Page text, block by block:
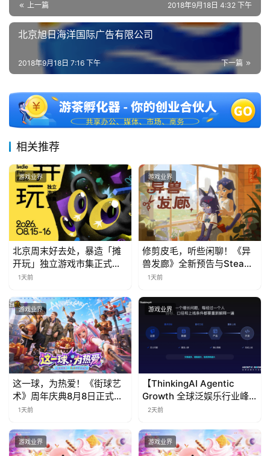
对
接
上
海
站
中
文
中
国
上一篇 2018年9月18日 4:32 下午
北京旭日海洋国际广告有限公司
下一篇
2018年9月18日 7:16 下午
相关推荐
游戏业界
北京周末好去处，暴造「摊
开玩」独立游戏市集正式开
票！
1天前
游戏业界
修剪皮毛，听些闲聊！《异
兽发廊》全新预告与Steam
免费试玩公开
1天前
游戏业界
这一球，为热爱！《街球艺
术》周年庆典8月8日正式上
线，多重福利与全新内容同
1天前
游戏业界
【ThinkingAI Agentic
Growth 全球泛娱乐行业峰
会】Agent 时代，人到底负
2天前
游戏业界 游戏业界